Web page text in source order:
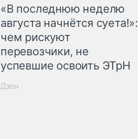
«В последнюю неделю
августа начнётся суета!»:
чем рискуют
перевозчики, не
успевшие освоить ЭТрН
Дзен